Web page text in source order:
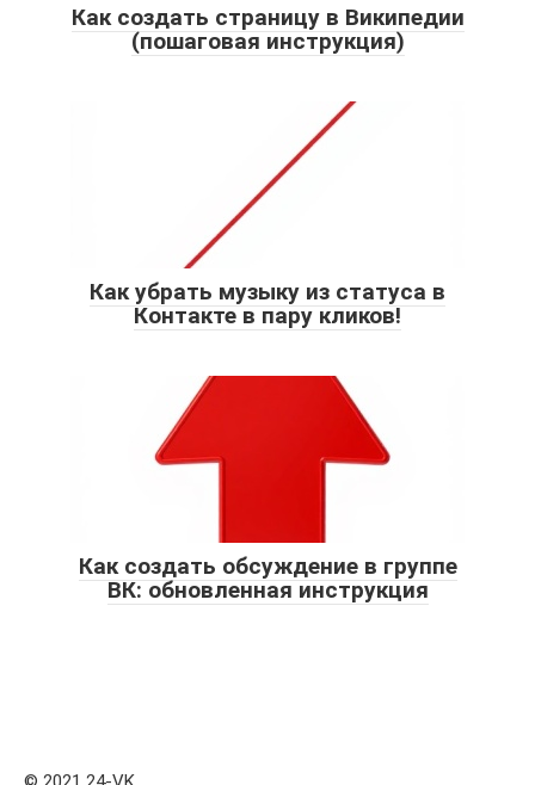
Как создать страницу в Википедии
(пошаговая инструкция)
Как убрать музыку из статуса в
Контакте в пару кликов!
Как создать обсуждение в группе
ВК: обновленная инструкция